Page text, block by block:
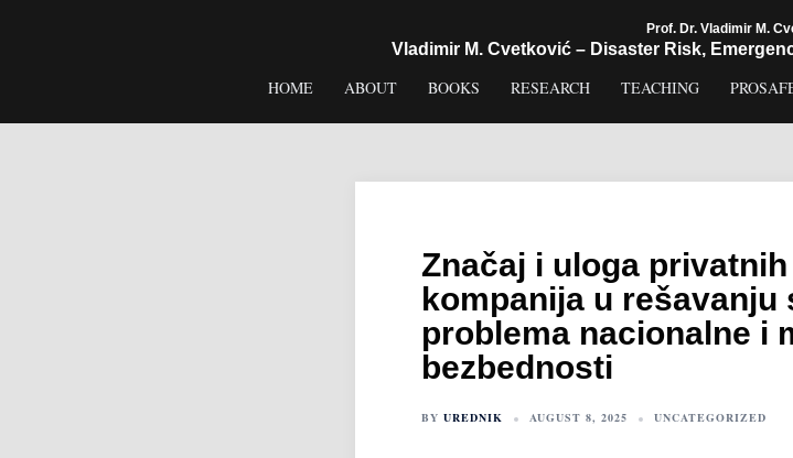
Prof. Dr. Vladimir M.
Vladimir M. Cvetković – Disaster Risk,
HOME ABOUT BOOKS RESEARCH TEACHING
Značaj i uloga
kompanija u rešavanju
problema nacionalne i
bezbednosti
BY UREDNIK AUGUST 8, 2025 UNCATEGORIZED